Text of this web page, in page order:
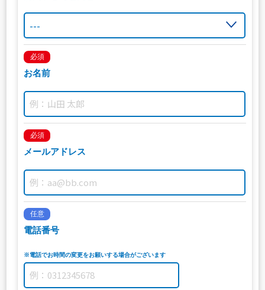
必須
お名前
必須
メールアドレス
任意
電話番号
※電話でお時間の変更をお願いする場合がございます